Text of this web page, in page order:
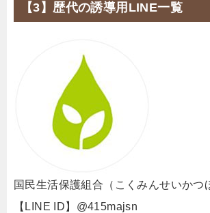
【3】歴代の誘導用LINE一覧
国民生活保護組合（こくみんせいかつ
【LINE ID】@415majsn